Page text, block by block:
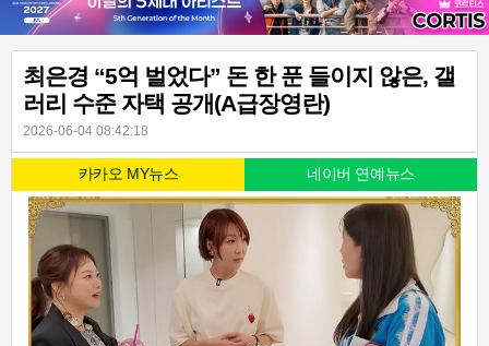
최은경 “5억 벌었다” 돈 한 푼 들이지 않은, 갤
러리 수준 자택 공개(A급장영란)
2026-06-04 08:42:18
카카오 MY뉴스 네이버 연예뉴스